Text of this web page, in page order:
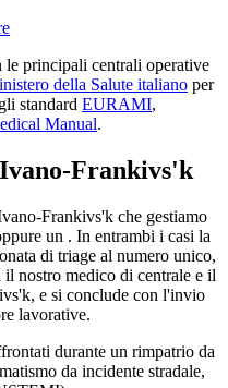
principali centrali operative
della Salute italiano per
standard EURAMI,
Manual.
Ivano-Frankivs'k
Frankivs'k che gestiamo
un . In entrambi i casi la
di triage al numero unico,
nostro medico di centrale e il
, e si conclude con l'invio
lavorative.
durante un rimpatrio da
da incidente stradale,